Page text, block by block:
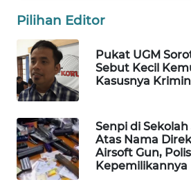
Pilihan Editor
Pukat UGM
Sebut Kecil
Kasusnya
Senpi di
Atas Nama
Airsoft Gun,
Kepemilikannya
WAHANA
OTOMOTIF
WAHANA
WAHANA
DESA
WISATA